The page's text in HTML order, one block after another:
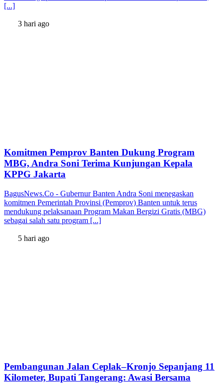
[...]
3 hari ago
Komitmen Pemprov Banten Dukung Program
MBG, Andra Soni Terima Kunjungan Kepala
KPPG Jakarta
BagusNews.Co - Gubernur Banten Andra Soni menegaskan
komitmen Pemerintah Provinsi (Pemprov) Banten untuk terus
mendukung pelaksanaan Program Makan Bergizi Gratis (MBG)
sebagai salah satu program [...]
5 hari ago
Pembangunan Jalan Ceplak–Kronjo Sepanjang 11
Kilometer, Bupati Tangerang: Awasi Bersama